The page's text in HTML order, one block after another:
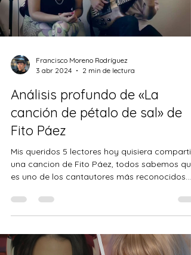
Francisco Moreno Rodríguez
Análisis profundo de «La
canción de pétalo de sal» de
Fito Páez
una cancion de Fito Páez, todos sabemos que
es uno de los cantautores más reconocidos